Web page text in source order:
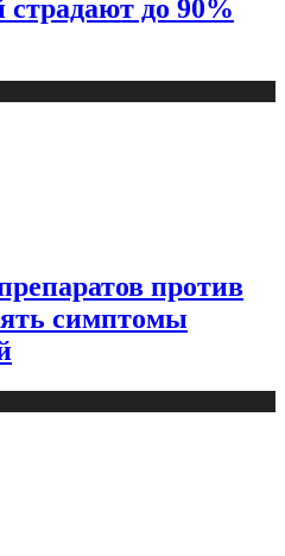
страдают до 90%
против
симптомы